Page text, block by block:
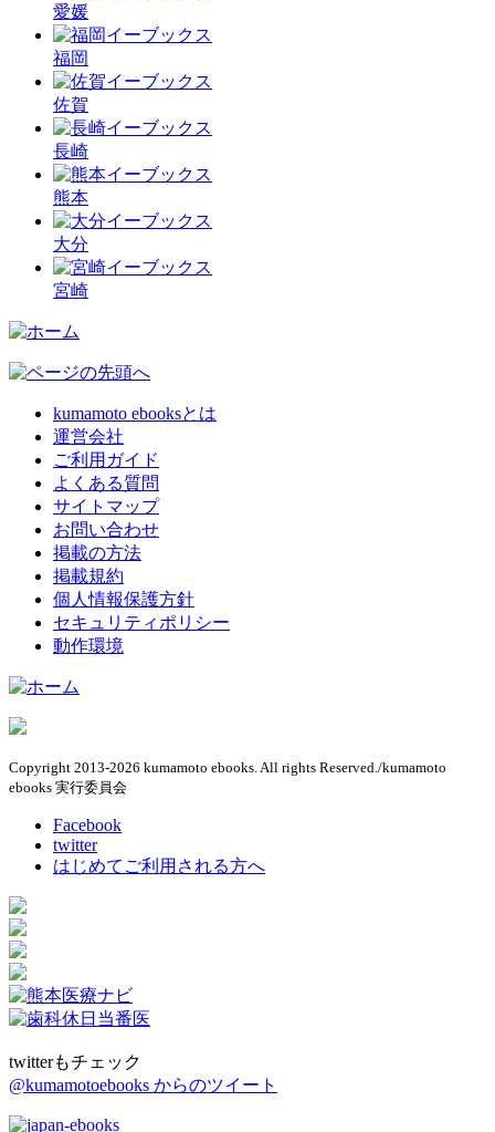
愛媛
福岡
佐賀
長崎
熊本
大分
宮崎
kumamoto ebooksとは
運営会社
ご利用ガイド
よくある質問
サイトマップ
お問い合わせ
掲載の方法
掲載規約
個人情報保護方針
セキュリティポリシー
動作環境
Copyright 2013-2026 kumamoto ebooks. All rights Reserved./kumamoto
ebooks 実行委員会
Facebook
twitter
はじめてご利用される方へ
twitterもチェック
@kumamotoebooks からのツイート